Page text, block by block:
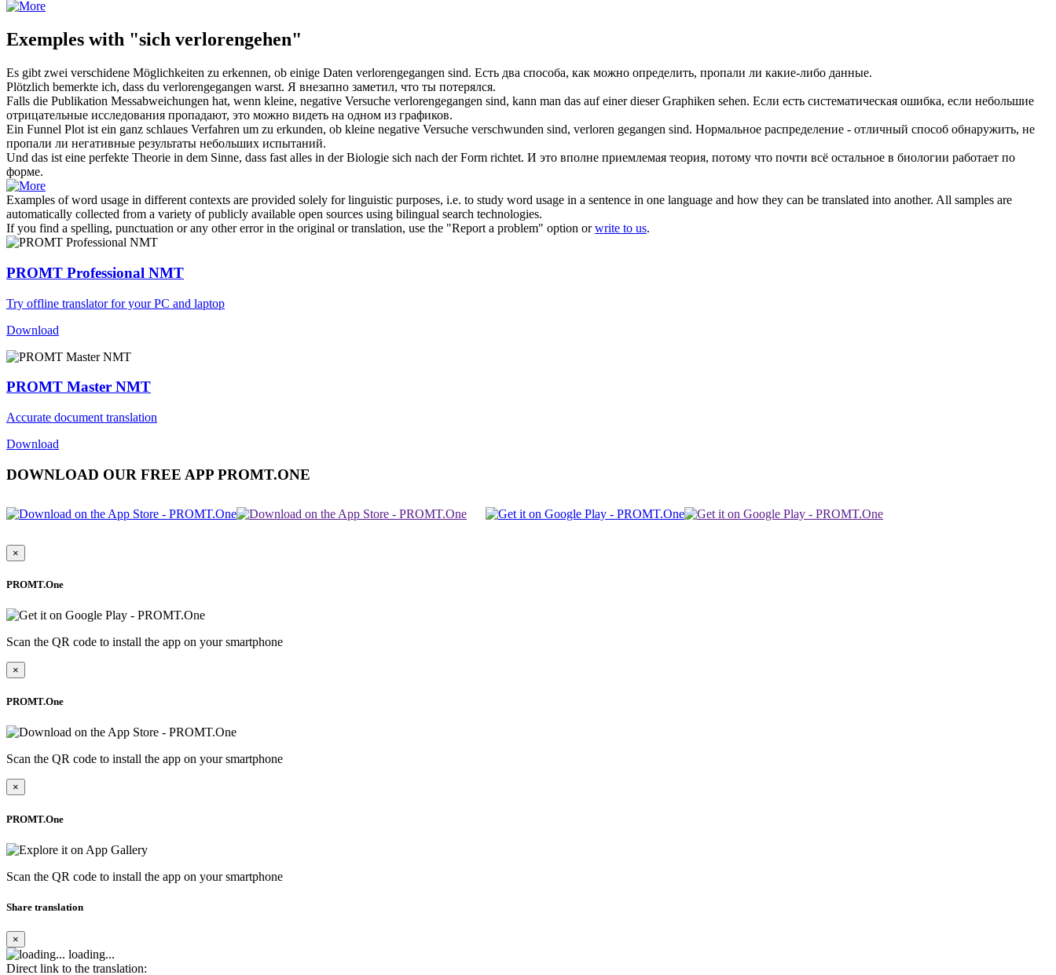
Exemples with "sich verlorengehen"
Es gibt zwei verschidene Möglichkeiten zu erkennen, ob einige Daten verlorengegangen sind. Есть два способа, как можно определить, пропали ли какие-либо данные.
Plötzlich bemerkte ich, dass du verlorengegangen warst. Я внезапно заметил, что ты потерялся.
Falls die Publikation Messabweichungen hat, wenn kleine, negative Versuche verlorengegangen sind, kann man das auf einer dieser Graphiken sehen. Если есть систематическая ошибка, если небольшие
отрицательные исследования пропадают, это можно видеть на одном из графиков.
Ein Funnel Plot ist ein ganz schlaues Verfahren um zu erkunden, ob kleine negative Versuche verschwunden sind, verloren gegangen sind. Нормальное распределение - отличный способ обнаружить, не
пропали ли негативные результаты небольших испытаний.
Und das ist eine perfekte Theorie in dem Sinne, dass fast alles in der Biologie sich nach der Form richtet. И это вполне приемлемая теория, потому что почти всё остальное в биологии работает по
форме.
Examples of word usage in different contexts are provided solely for linguistic purposes, i.e. to study word usage in a sentence in one language and how they can be translated into another. All samples are
automatically collected from a variety of publicly available open sources using bilingual search technologies.
If you find a spelling, punctuation or any other error in the original or translation, use the "Report a problem" option orwrite to us.
PROMT Professional NMT
Try offline translator for your PC and laptop
Download
PROMT Master NMT
Accurate document translation
Download
DOWNLOAD OUR FREE APP PROMT.ONE
×
PROMT.One
Scan the QR code to install the app on your smartphone
×
PROMT.One
Scan the QR code to install the app on your smartphone
×
PROMT.One
Scan the QR code to install the app on your smartphone
Share translation
×
loading...
Direct link to the translation: